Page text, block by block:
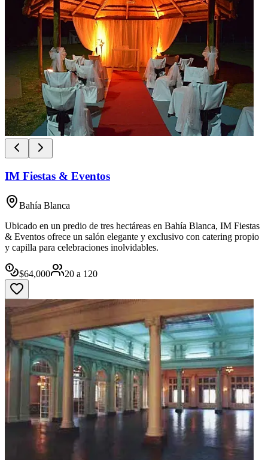
IM Fiestas & Eventos
Bahía Blanca
Ubicado en un predio de tres hectáreas en Bahía Blanca, IM Fiestas
& Eventos ofrece un salón elegante y exclusivo con catering propio
y capilla para celebraciones inolvidables.
$64,000 20 a 120